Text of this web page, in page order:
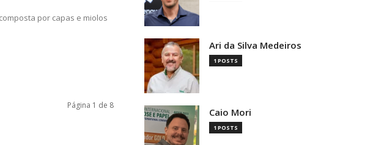
por capas e miolos
Página 1 de 8
Ari da Silva Medeiros
1 POSTS
Caio Mori
1 POSTS